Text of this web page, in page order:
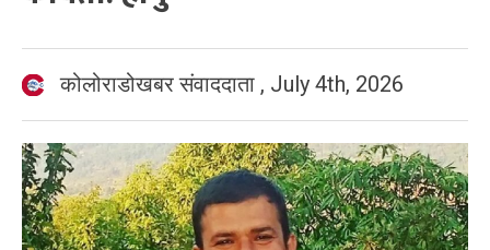
कोलोराडोखबर संवाददाता , July 4th, 2026